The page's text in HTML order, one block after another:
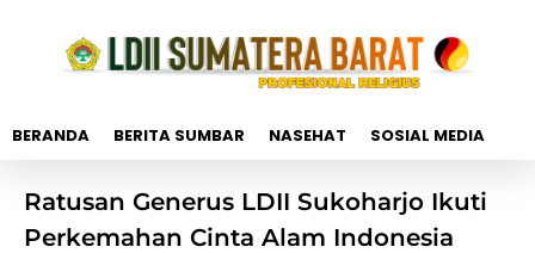
BERANDA BERITA SUMBAR NASEHAT SOSIAL MEDIA
Ratusan Generus LDII Sukoharjo Ikuti
Perkemahan Cinta Alam Indonesia